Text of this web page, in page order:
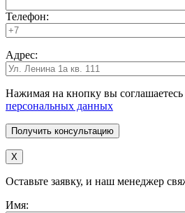
Телефон:
Адрес:
Нажимая на кнопку вы соглашаетесь
персональных данных
X
Оставьте заявку, и наш менеджер
Имя: